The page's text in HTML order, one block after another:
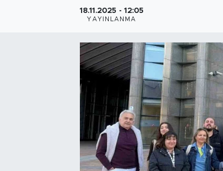
18.11.2025 - 12:05
YAYINLANMA
Teknoloji